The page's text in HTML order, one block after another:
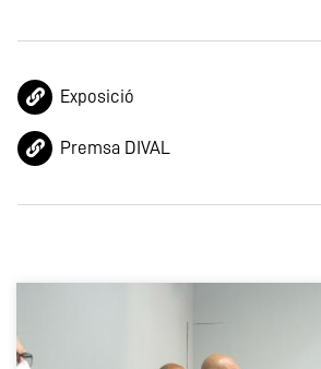
Exposició
Premsa DIVAL